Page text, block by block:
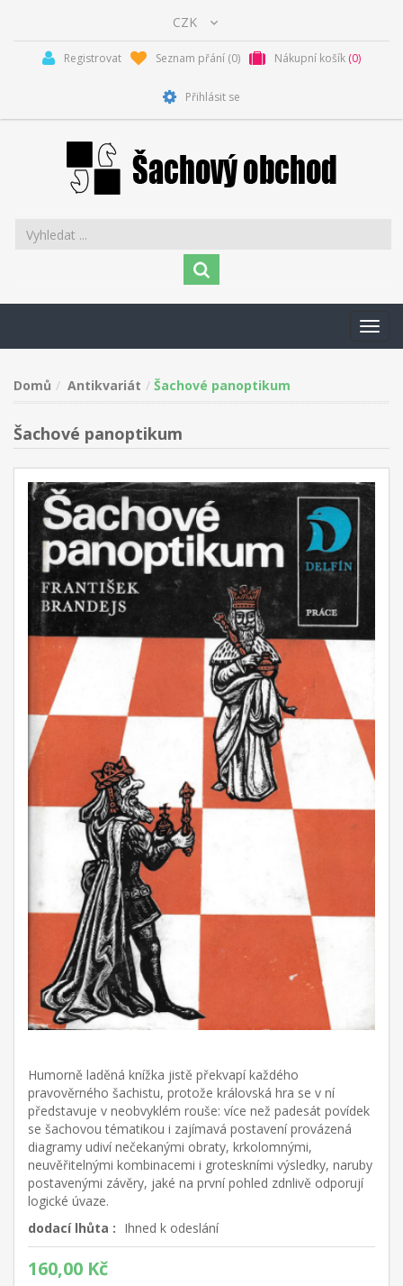
Registrovat Seznam přání (0) Nákupní košík (0)
Přihlásit se
Domů Antikvariát Šachové panoptikum
Šachové panoptikum
Humorně laděná knížka jistě překvapí každého
pravověrného šachistu, protože královská hra se v ní
představuje v neobvyklém rouše: více než padesát povídek
se šachovou tématikou i zajímavá postavení provázená
diagramy udiví nečekanými obraty, krkolomnými,
neuvěřitelnými kombinacemi i groteskními výsledky, naruby
postavenými závěry, jaké na první pohled zdnlivě odporují
logické úvaze.
dodací lhůta : Ihned k odeslání
160,00 Kč